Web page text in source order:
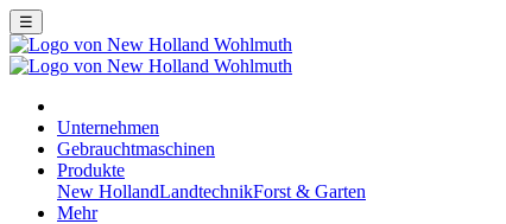
☰
Unternehmen
Gebrauchtmaschinen
Produkte
New HollandLandtechnikForst & Garten
Mehr